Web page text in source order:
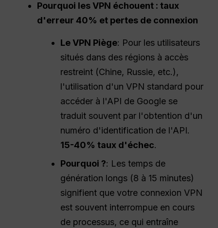
Pourquoi les VPN échouent : taux
d'erreur 40% et pertes de connexion
LeVPN Piège: Pour les utilisateurs
situés dans des régions à accès
restreint (Chine, Russie, etc.),
l'utilisation d'un VPN standard pour
accéder à l'API de Google se
traduit souvent par l'obtention d'un
numéro d'identification de l'API.
15-40%taux d'échec.
Pourquoi ?: Les temps de
génération longs (8 à 15 minutes)
signifient que votre connexion VPN
est souvent interrompue en cours
de processus, ce qui entraîne